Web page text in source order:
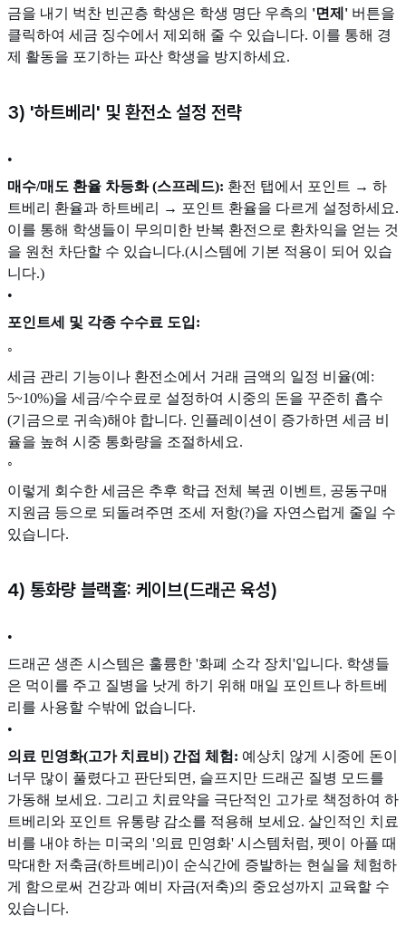
금을 내기 벅찬 빈곤층 학생은 학생 명단 우측의 '면제' 버튼을
클릭하여 세금 징수에서 제외해 줄 수 있습니다. 이를 통해 경
제 활동을 포기하는 파산 학생을 방지하세요.
3) '하트베리' 및 환전소 설정 전략
•
매수/매도 환율 차등화 (스프레드): 환전 탭에서 포인트 → 하
트베리 환율과 하트베리 → 포인트 환율을 다르게 설정하세요.
이를 통해 학생들이 무의미한 반복 환전으로 환차익을 얻는 것
을 원천 차단할 수 있습니다.(시스템에 기본 적용이 되어 있습
니다.)
•
포인트세 및 각종 수수료 도입:
◦
세금 관리 기능이나 환전소에서 거래 금액의 일정 비율(예:
5~10%)을 세금/수수료로 설정하여 시중의 돈을 꾸준히 흡수
(기금으로 귀속)해야 합니다. 인플레이션이 증가하면 세금 비
율을 높혀 시중 통화량을 조절하세요.
◦
이렇게 회수한 세금은 추후 학급 전체 복권 이벤트, 공동구매
지원금 등으로 되돌려주면 조세 저항(?)을 자연스럽게 줄일 수
있습니다.
4) 통화량 블랙홀: 케이브(드래곤 육성)
•
드래곤 생존 시스템은 훌륭한 '화폐 소각 장치'입니다. 학생들
은 먹이를 주고 질병을 낫게 하기 위해 매일 포인트나 하트베
리를 사용할 수밖에 없습니다.
•
의료 민영화(고가 치료비) 간접 체험: 예상치 않게 시중에 돈이
너무 많이 풀렸다고 판단되면, 슬프지만 드래곤 질병 모드를
가동해 보세요. 그리고 치료약을 극단적인 고가로 책정하여 하
트베리와 포인트 유통량 감소를 적용해 보세요. 살인적인 치료
비를 내야 하는 미국의 '의료 민영화' 시스템처럼, 펫이 아플 때
막대한 저축금(하트베리)이 순식간에 증발하는 현실을 체험하
게 함으로써 건강과 예비 자금(저축)의 중요성까지 교육할 수
있습니다.